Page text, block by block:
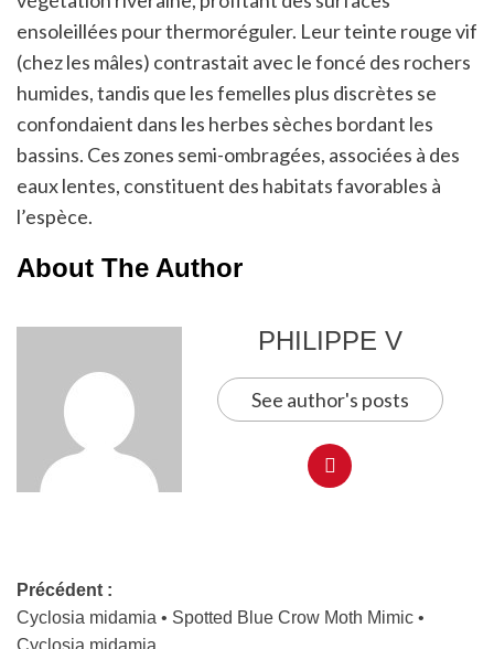
ensoleillées pour thermoréguler. Leur teinte rouge vif
(chez les mâles) contrastait avec le foncé des rochers
humides, tandis que les femelles plus discrètes se
confondaient dans les herbes sèches bordant les
bassins. Ces zones semi-ombragées, associées à des
eaux lentes, constituent des habitats favorables à
l’espèce.
About The Author
PHILIPPE V
See author's posts
Précédent :
Cyclosia midamia • Spotted Blue Crow Moth Mimic •
Cyclosia midamia